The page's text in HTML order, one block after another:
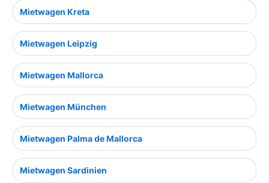
Mietwagen Kreta
Mietwagen Leipzig
Mietwagen Mallorca
Mietwagen München
Mietwagen Palma de Mallorca
Mietwagen Sardinien